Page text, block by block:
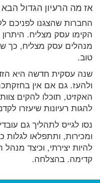
אז מה הרעיון הגדול
החברות שהצגנו לפניכם
הקימו עסק מצליח.
מנהלים עסק מצליח, כך
טוב.
שנה עסקית חדשה היא
ולהעז. גם אם אין
האקזיט, תוכלו להקים
להגות רעיונות שיעזרו
נסו לגייס לתהליך גם
ומכירות, ותתפלאו לגלות
להיות יצירתי, וכיצד
קדימה. בהצלחה.